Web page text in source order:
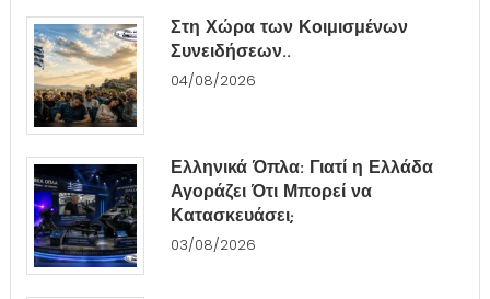
Στη Χώρα των Κοιμισμένων
Συνειδήσεων..
04/08/2026
Ελληνικά Όπλα: Γιατί η Ελλάδα
Αγοράζει Ότι Μπορεί να
Κατασκευάσει;
03/08/2026